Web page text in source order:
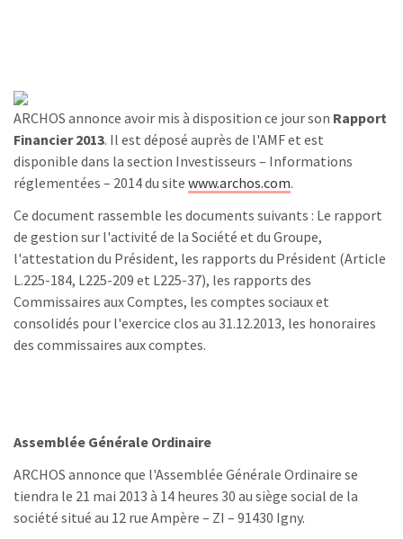
ARCHOS annonce avoir mis à disposition ce jour son Rapport
Financier 2013. Il est déposé auprès de l'AMF et est
disponible dans la section Investisseurs – Informations
réglementées – 2014 du site www.archos.com.
Ce document rassemble les documents suivants : Le rapport
de gestion sur l'activité de la Société et du Groupe,
l'attestation du Président, les rapports du Président (Article
L.225-184, L225-209 et L225-37), les rapports des
Commissaires aux Comptes, les comptes sociaux et
consolidés pour l'exercice clos au 31.12.2013, les honoraires
des commissaires aux comptes.
Assemblée Générale Ordinaire
ARCHOS annonce que l'Assemblée Générale Ordinaire se
tiendra le 21 mai 2013 à 14 heures 30 au siège social de la
société situé au 12 rue Ampère – ZI – 91430 Igny.